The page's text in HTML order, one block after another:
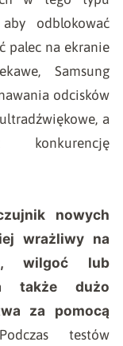
odblokować
palec na ekranie
Samsung
odcisków
a
konkurencję
nowych
wrażliwy na
wilgoć lub
także dużo
za pomocą
testów